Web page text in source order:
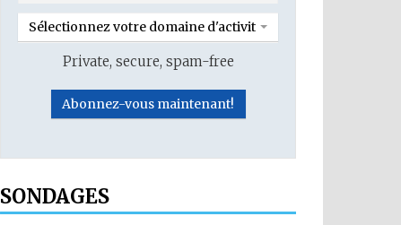
Sélectionnez votre domaine d'activité
Private, secure, spam-free
SONDAGES